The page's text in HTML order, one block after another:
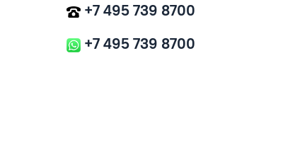
+7 495 739 8700
+7 495 739 8700